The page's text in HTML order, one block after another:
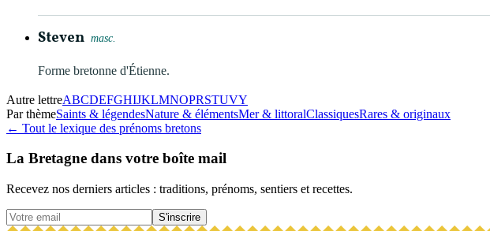
Steven masc.
Forme bretonne d'Étienne.
Autre lettreABCDEFGHIJKLMNOPRSTUVY
Par thèmeSaints & légendesNature & élémentsMer & littoralClassiquesRares & originaux
← Tout le lexique des prénoms bretons
La Bretagne dans votre boîte mail
Recevez nos derniers articles : traditions, prénoms, sentiers et recettes.
S'inscrire